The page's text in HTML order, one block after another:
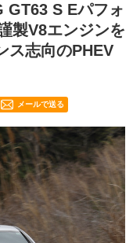
GT63 S Eパフォ
製V8エンジンを
ス志向のPHEV
メールで送る